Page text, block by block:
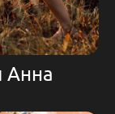
Анна